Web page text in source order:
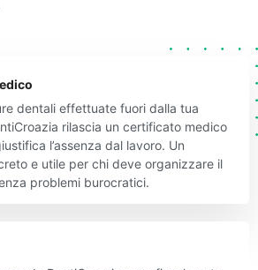
dentali effettuate fuori dalla tua
rilascia un certificato medico
l’assenza dal lavoro. Un
e utile per chi deve organizzare il
problemi burocratici.